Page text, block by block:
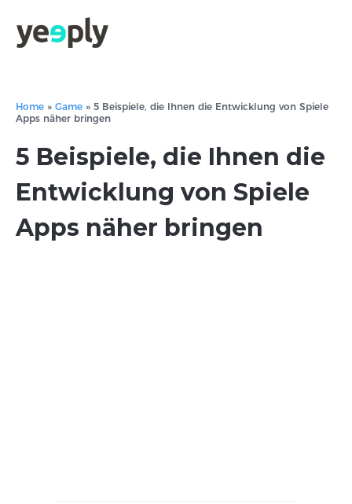
Home » Game » 5 Beispiele, die Ihnen die Entwicklung von Spiele
Apps näher bringen
5 Beispiele, die Ihnen die
Entwicklung von Spiele
Apps näher bringen